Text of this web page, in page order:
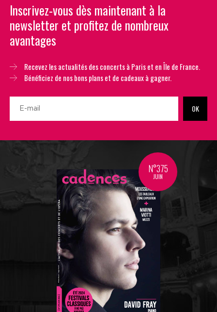
Inscrivez-vous dès maintenant à la
newsletter et profitez de nombreux
avantages
Recevez les actualités des concerts à Paris et en Île de France.
Bénéficiez de nos bons plans et de cadeaux à gagner.
OK
N°375
JUIN